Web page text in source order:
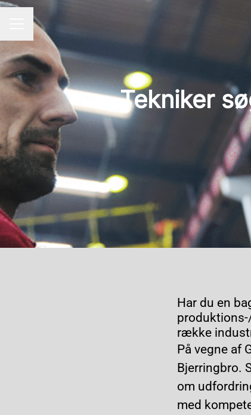
KARRIEREMENU
Tekniker
Har du en
række
På vegne af
Bjerringbro.
om
med